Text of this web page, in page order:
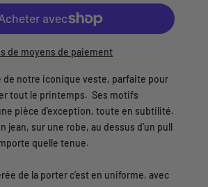
de moyens de paiement
de notre iconique veste, parfaite pour
tout le printemps. Ses motifs
pièce d'exception, toute en subtilité.
jean, sur une robe, au dessus d’un pull
quelle tenue.
de la porter c’est en uniforme, avec